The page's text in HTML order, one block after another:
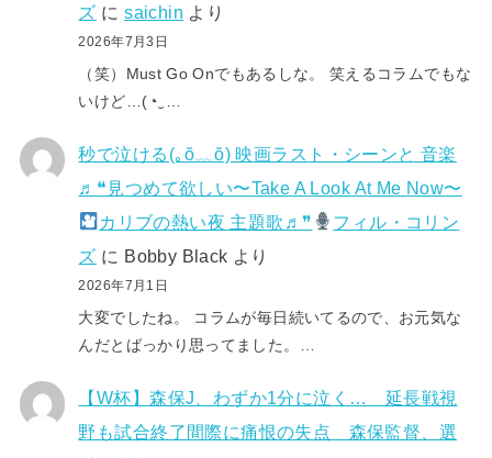
ズ にsaichin より
2026年7月3日
（笑）Must Go Onでもあるしな。 笑えるコラムでもな
いけど…(⁠◔⁠‿⁠…
秒で泣ける(⁠｡⁠ŏ⁠﹏⁠ŏ⁠) 映画ラスト・シーンと 音楽
♬❝見つめて欲しい〜Take A Look At Me Now〜
カリブの熱い夜 主題歌♬❞
フィル・コリン
ズ に Bobby Black より
2026年7月1日
大変でしたね。 コラムが毎日続いてるので、お元気な
んだとばっかり思ってました。…
【W杯】森保J、わずか1分に泣く… 延長戦視
野も試合終了間際に痛恨の失点 森保監督、選